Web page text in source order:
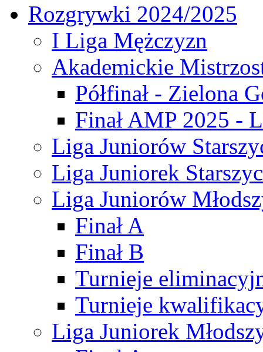
Rozgrywki 2024/2025
I Liga Mężczyzn
Akademickie
Półfinał - Zielona
Finał AMP 2025 -
Liga Juniorów
Liga Juniorek
Liga Juniorów
Finał A
Finał B
Turnieje
Turnieje
Liga Juniorek